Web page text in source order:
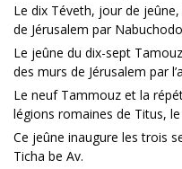
Le dix Téveth, jour de
de Jérusalem par
Le jeûne du dix-sept
des murs de Jérusalem par
Le neuf Tammouz et la
légions romaines de Titus,
Ce jeûne inaugure les trois
Ticha be Av.